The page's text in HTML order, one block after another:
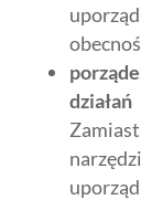
działań